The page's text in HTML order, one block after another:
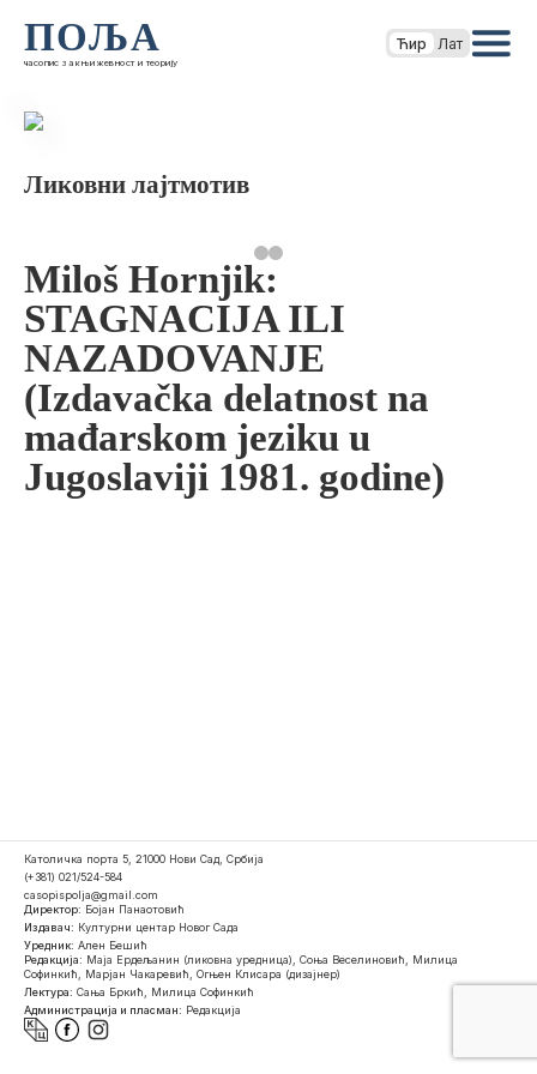
ПОЉА
часопис за књижевност и теорију
Ћир Лат
Ликовни лајтмотив
Miloš Hornjik:
STAGNACIJA ILI
NAZADOVANJE
(Izdavačka delatnost na
mađarskom jeziku u
Jugoslaviji 1981. godine)
Католичка порта 5, 21000 Нови Сад, Србија
(+381) 021/524-584
casopispolja@gmail.com
Директор: Бојан Панаотовић
Издавач: Културни центар Новог Сада
Уредник: Ален Бешић
Редакција: Маја Ердељанин (ликовна уредница), Соња Веселиновић, Милица
Софинкић, Марјан Чакаревић, Огњен Клисара (дизајнер)
Лектура: Сања Бркић, Милица Софинкић
Администрација и пласман: Редакција